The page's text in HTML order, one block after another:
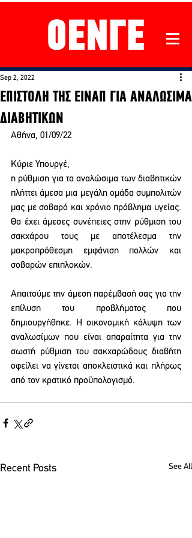
ΕΠΙΣΤΟΛΗ ΤΗΣ ΕΙΝΑΠ ΓΙΑ ΑΝΑΛΩΣΙΜΑ
ΔΙΑΒΗΤΙΚΩΝ
Sep 2, 2022
Αθήνα, 01/09/22
Κύριε Υπουργέ,
η ρύθμιση για τα αναλώσιμα των διαβητικών
πλήττει άμεσα μια μεγάλη ομάδα συμπολιτών
μας με σοβαρό και χρόνιο πρόβλημα υγείας.
Θα έχει άμεσες συνέπειες στην ρύθμιση του
σακχάρου τους με αποτέλεσμα την
μακροπρόθεσμη εμφάνιση πολλών και
σοβαρών επιπλοκών.
Απαιτούμε την άμεση παρέμβασή σας για την
επίλυση του προβλήματος που
δημιουργήθηκε. Η οικονομική κάλυψη των
αναλωσίμων που είναι απαραίτητα για την
σωστή ρύθμιση του σακχαρώδους διαβήτη
οφείλει να γίνεται αποκλειστικά και πλήρως
από τον κρατικό προϋπολογισμό.
Recent Posts See All